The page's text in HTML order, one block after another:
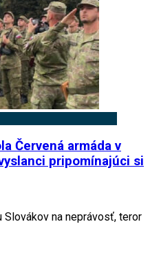
Červená armáda v
pripomínajúci si
na neprávosť, teror